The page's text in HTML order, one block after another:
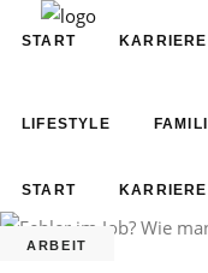
START KARRIERE
START KARRIERE
LIFESTYLE
ARBEIT